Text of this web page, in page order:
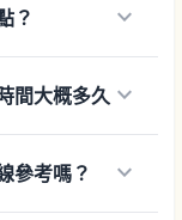
？ keyboard_arrow_down
間大概多久keyboard_arrow_down
參考嗎？ keyboard_arrow_down